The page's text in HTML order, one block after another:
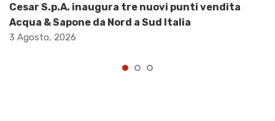
Cesar S.p.A. inaugura tre nuovi punti vendita
Acqua & Sapone da Nord a Sud Italia
3 Agosto, 2026